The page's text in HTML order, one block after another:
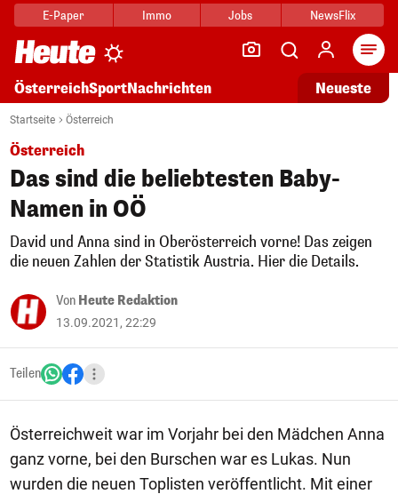
E-Paper Immo Jobs NewsFlix
ÖsterreichSportNachrichten Neueste
Startseite Österreich
Österreich
Das sind die beliebtesten Baby-
Namen in OÖ
David und Anna sind in Oberösterreich vorne! Das zeigen
die neuen Zahlen der Statistik Austria. Hier die Details.
Von Heute Redaktion
13.09.2021, 22:29
Teilen
Österreichweit war im Vorjahr bei den Mädchen Anna
ganz vorne, bei den Burschen war es Lukas. Nun
wurden die neuen Toplisten veröffentlicht. Mit einer